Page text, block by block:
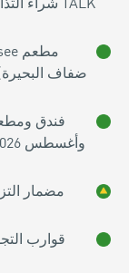
ضفاف
فندق